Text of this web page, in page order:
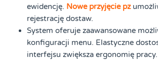
ewidencję. Nowe przyjęcie pz
rejestrację dostaw.
System oferuje zaawansowane
konfiguracji menu. Elastyczne
interfejsu zwiększa ergonomię pracy.